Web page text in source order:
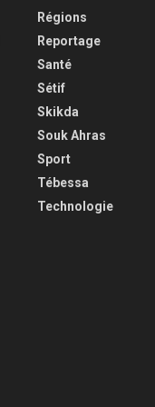
Régions
Reportage
Santé
Sétif
Skikda
Souk Ahras
Sport
Tébessa
Technologie